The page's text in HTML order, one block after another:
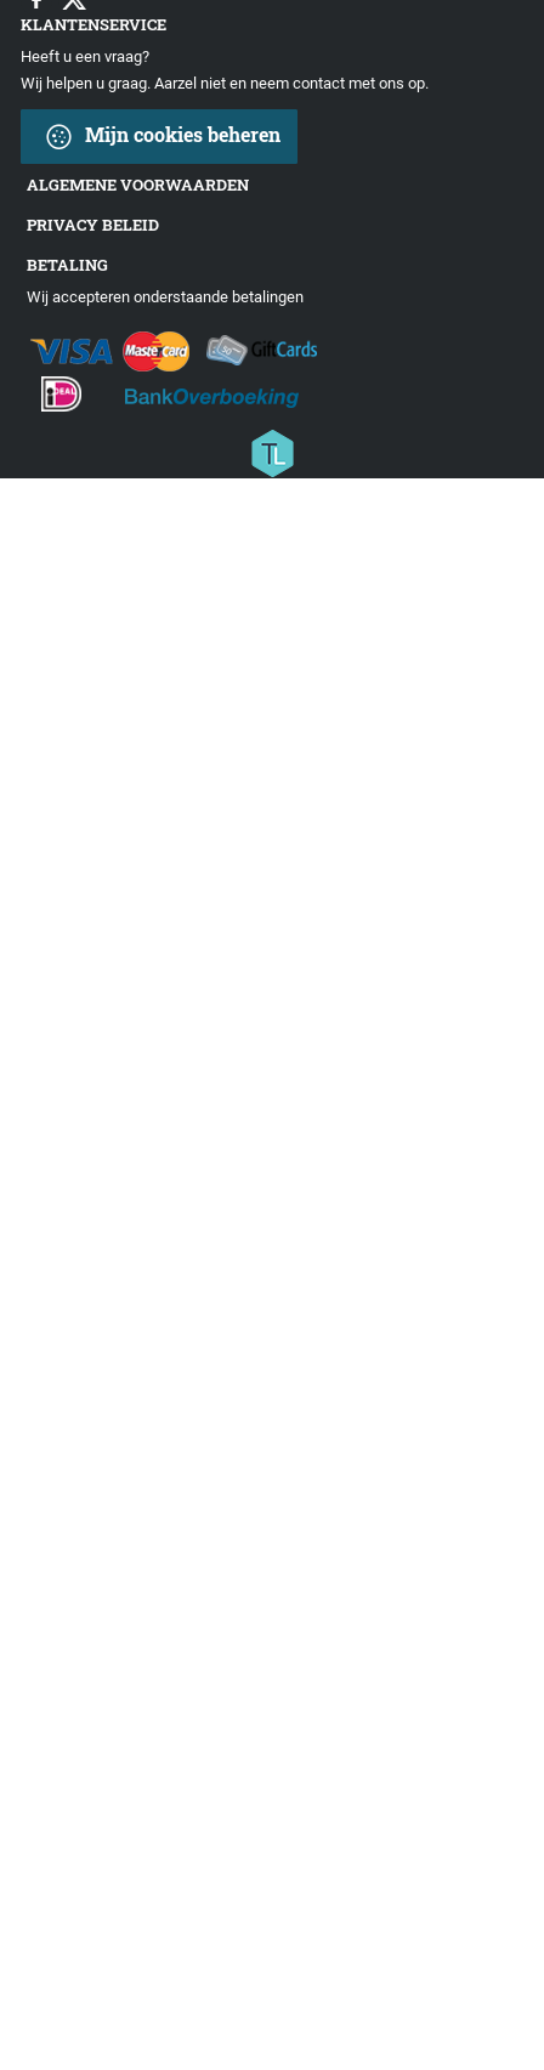
KLANTENSERVICE
Heeft u een vraag?
Wij helpen u graag. Aarzel niet en neem contact met ons op.
Mijn cookies beheren
ALGEMENE VOORWAARDEN
PRIVACY BELEID
BETALING
Wij accepteren onderstaande betalingen